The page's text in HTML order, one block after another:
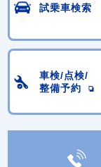
試乗車検索
車検/点検/
整備予約